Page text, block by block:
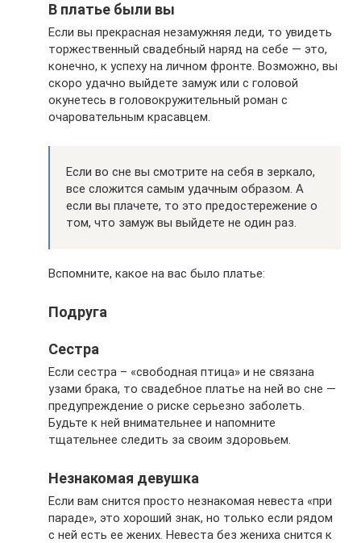
В платье были вы
Если вы прекрасная незамужняя леди, то увидеть
торжественный свадебный наряд на себе — это,
конечно, к успеху на личном фронте. Возможно, вы
скоро удачно выйдете замуж или с головой
окунетесь в головокружительный роман с
очаровательным красавцем.
Если во сне вы смотрите на себя в зеркало,
все сложится самым удачным образом. А
если вы плачете, то это предостережение о
том, что замуж вы выйдете не один раз.
Вспомните, какое на вас было платье:
Подруга
Сестра
Если сестра – «свободная птица» и не связана
узами брака, то свадебное платье на ней во сне —
предупреждение о риске серьезно заболеть.
Будьте к ней внимательнее и напомните
тщательнее следить за своим здоровьем.
Незнакомая девушка
Если вам снится просто незнакомая невеста «при
параде», это хороший знак, но только если рядом
с ней есть ее жених. Невеста без жениха снится к